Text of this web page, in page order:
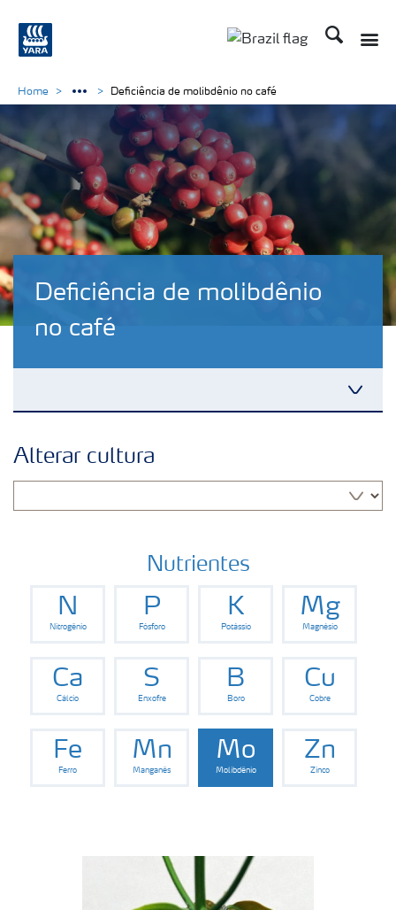
Busca
Deficiência de molibdênio
no café
Manuseio de produtos
Soluções Digitais
Momento Yara | Milho
Home Deficiência de molibdênio no café
Alterar cultura
Nutrientes
N
Nitrogênio
P
Fósforo
K
Potássio
Mg
Magnésio
Ca
Cálcio
S
Enxofre
B
Boro
Cu
Cobre
Fe
Ferro
Mn
Manganês
Mo
Molibdênio
Zn
Zinco